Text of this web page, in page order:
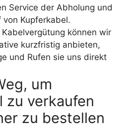
Service der Abholung und
Kupferkabel.
können wir
kurzfristig anbieten,
und Rufen sie uns direkt
um
zu verkaufen
zu bestellen